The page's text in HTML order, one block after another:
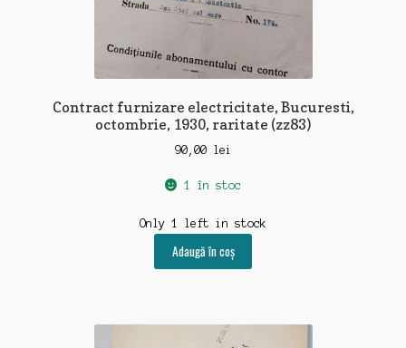
Contract furnizare electricitate, Bucuresti,
octombrie, 1930, raritate (zz83)
90,00 lei
1 în stoc
Only 1 left in stock
Adaugă în coș